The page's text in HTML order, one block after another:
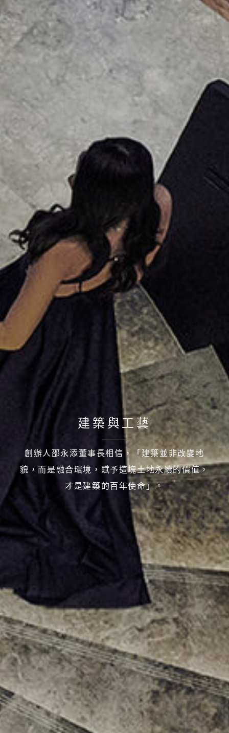
建築與工藝
創辦人邵永添董事長相信，「建築並非改變地
貌，而是融合環境，賦予這塊土地永續的價值，
才是建築的百年使命」。